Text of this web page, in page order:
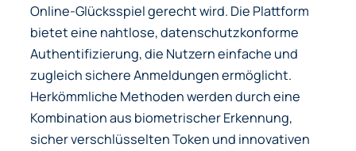
Online-Glücksspiel gerecht wird. Die Plattform
bietet eine nahtlose, datenschutzkonforme
Authentifizierung, die Nutzern einfache und
zugleich sichere Anmeldungen ermöglicht.
Herkömmliche Methoden werden durch eine
Kombination aus biometrischer Erkennung,
sicher verschlüsselten Token und innovativen